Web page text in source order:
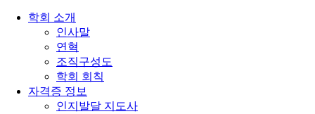
학회 소개
인사말
연혁
조직구성도
학회 회칙
자격증 정보
인지발달 지도사